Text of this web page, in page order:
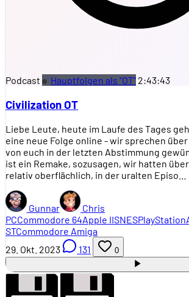
Podcast Hauptfolgen als "OT" 2:43:43
Civilization OT
Liebe Leute, heute im Laufe des Tages
eine neue Folge online - wir sprechen
von euch in der letzten Abstimmung
ist ein Remake, sozusagen, wir hatten
relativ oberflächlich, in der uralten Episo…
Gunnar
Chris
PCCommodore 64Apple IISNESPlayStation
STCommodore Amiga
29. Okt. 2023
131 0